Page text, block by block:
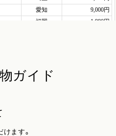
ガイド
ます。